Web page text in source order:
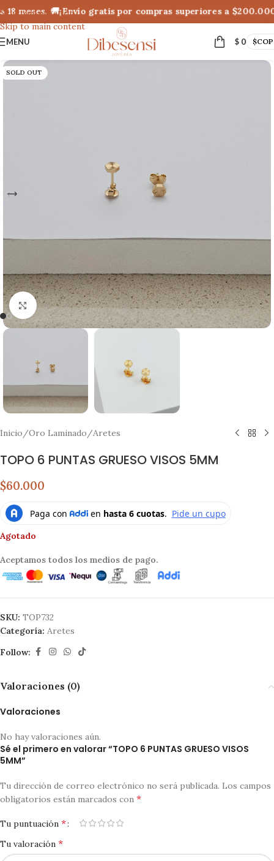
Skip to navigation
Skip to main content
meses. 🚚¡Envío gratis por compras superiores a
MENU $0 $COP
SOLD OUT
Click to enlarge
Inicio/Oro Laminado/Aretes
TOPO 6 PUNTAS GRUESO VISOS 5MM
$60.000
Agotado
Aceptamos todos los medios de pago.
SKU: TOP732
Categoría: Aretes
Follow:
Valoraciones (0)
Valoraciones
No hay valoraciones aún.
Sé el primero en valorar “TOPO 6 PUNTAS GRUESO VISOS
5MM”
Tu dirección de correo electrónico no será publicada. Los campos
obligatorios están marcados con *
Tu puntuación *
Tu valoración *